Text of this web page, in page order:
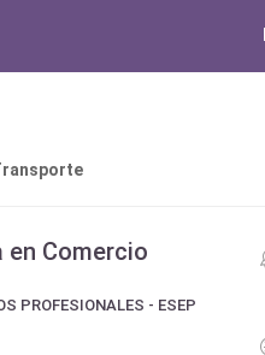
en Comercio
PROFESIONALES - ESEP